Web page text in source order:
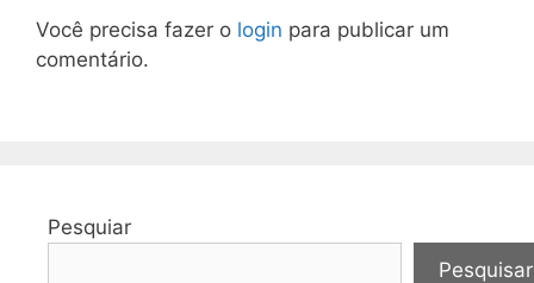
Você precisa fazer o login para publicar um
comentário.
Pesquiar
Pesquisar